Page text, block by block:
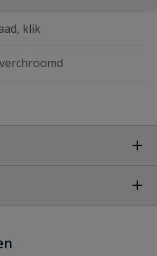
klik